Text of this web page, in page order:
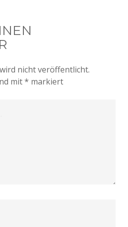
nicht veröffentlicht.
mit* markiert